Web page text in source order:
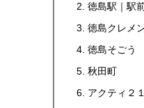
徳島駅｜駅
徳島クレメ
徳島そごう
秋田町
アクティ２１